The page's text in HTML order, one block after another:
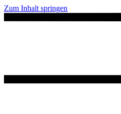
Zum Inhalt springen